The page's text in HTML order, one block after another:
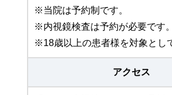
※当院は予約制です。
※内視鏡検査は予約が必要です。
※18歳以上の患者様を対象とし
アクセス